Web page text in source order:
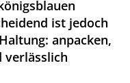
ist jedoch
anpacken,
verlässlich